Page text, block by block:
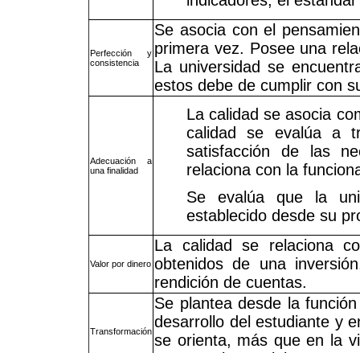
Perfección y
consistencia
Se asocia con el
primera vez. Posee una
La universidad se
estos debe de cumplir con
Adecuación a
una finalidad
La calidad se asocia
calidad se evalúa a
satisfacción de las
relaciona con la
Se evalúa que la
establecido desde su
Valor por dinero
La calidad se relaciona
obtenidos de una
rendición de cuentas.
Transformación
Se plantea desde la
desarrollo del estudiante y
se orienta, más que en la